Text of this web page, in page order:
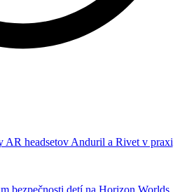
AR headsetov Anduril a Rivet v praxi